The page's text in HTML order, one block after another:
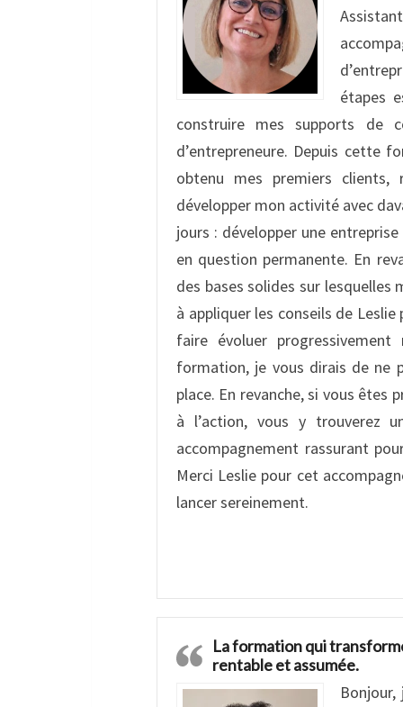
étapes
construire mes supports de
d’entrepreneure. Depuis cette
obtenu mes premiers
développer mon activité avec
jours : développer une
en question permanente. En
des bases solides sur lesquelles
à appliquer les conseils de
faire évoluer
formation, je vous dirais de ne
place. En revanche, si vous êtes
à l’action, vous y trouverez
accompagnement rassurant
Merci Leslie pour cet
lancer sereinement.
La formation qui
rentable et assumée.